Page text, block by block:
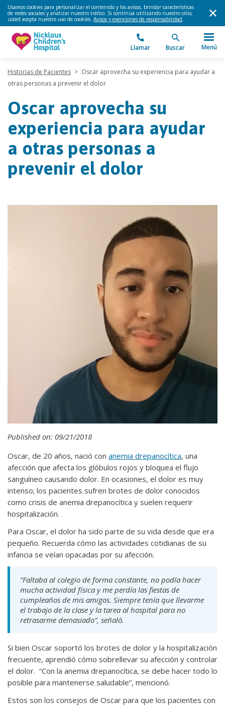
Usamos cookies para personalizar el contenido y los avisos, brindar características
de redes sociales y analizar nuestro tráfico. Si continúa utilizando nuestro sitio,
usted acepta nuestro uso de cookies. Avisos y exenciones de responsabilidad.
Llamar Buscar Menú
Historias de Pacientes > Oscar aprovecha su experiencia para ayudar a
otras personas a prevenir el dolor
Oscar aprovecha su
experiencia para ayudar
a otras personas a
prevenir el dolor
Published on: 09/21/2018
Oscar, de 20 años, nació con anemia drepanocítica, una
afección que afecta los glóbulos rojos y bloquea el flujo
sanguíneo causando dolor. En ocasiones, el dolor es muy
intenso; los pacientes sufren brotes de dolor conocidos
como crisis de anemia drepanocítica y suelen requerir
hospitalización.
Para Oscar, el dolor ha sido parte de su vida desde que era
pequeño. Recuerda cómo las actividades cotidianas de su
infancia se veían opacadas por su afección.
“Faltaba al colegio de forma constante, no podía hacer
mucha actividad física y me perdía las fiestas de
cumpleaños de mis amigos. Siempre tenía que llevarme
el trabajo de la clase y la tarea al hospital para no
retrasarme demasiado”, señaló.
Si bien Oscar soportó los brotes de dolor y la hospitalización
frecuente, aprendió cómo sobrellevar su afección y controlar
el dolor. “Con la anemia drepanocítica, se debe hacer todo lo
posible para mantenerse saludable”, mencionó.
Estos son los consejos de Oscar para que los pacientes con